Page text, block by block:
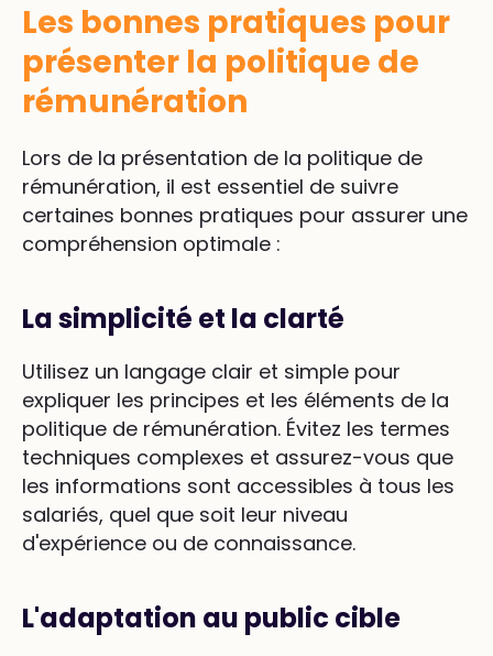
Les bonnes pratiques pour
présenter la politique de
rémunération
Lors de la présentation de la politique de
rémunération, il est essentiel de suivre
certaines bonnes pratiques pour assurer une
compréhension optimale :
La simplicité et la clarté
Utilisez un langage clair et simple pour
expliquer les principes et les éléments de la
politique de rémunération. Évitez les termes
techniques complexes et assurez-vous que
les informations sont accessibles à tous les
salariés, quel que soit leur niveau
d'expérience ou de connaissance.
L'adaptation au public cible